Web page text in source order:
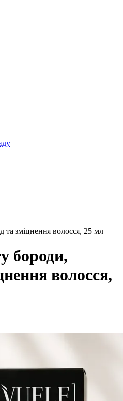
та зміцнення волосся, 25 мл
бороди,
волосся,